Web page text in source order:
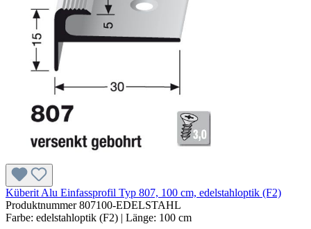
Küberit Alu Einfassprofil Typ 807, 100 cm, edelstahloptik (F2)
Produktnummer807100-EDELSTAHL
Farbe: edelstahloptik (F2) | Länge: 100 cm